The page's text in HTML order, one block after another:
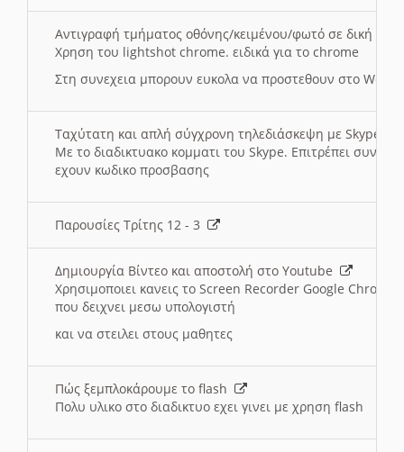
Αντιγραφή τμήματος οθόνης/κειμένου/φωτό σε δική
Χρηση του lightshot chrome. ειδικά για το chrome
Στη συνεχεια μπορουν ευκολα να προστεθουν στο Word
Ταχύτατη και απλή σύγχρονη τηλεδιάσκεψη με Skype
Με το διαδικτυακο κομματι του Skype. Επιτρέπει
εχουν κωδικο προσβασης
Παρουσίες Τρίτης 12 - 3
Δημιουργία Βίντεο και αποστολή στο Youtube
Χρησιμοποιει κανεις το Screen Recorder Google Chrome
που δειχνει μεσω υπολογιστή
και να στειλει στους μαθητες
Πώς ξεμπλοκάρουμε το flash
Πολυ υλικο στο διαδικτυο εχει γινει με χρηση flash